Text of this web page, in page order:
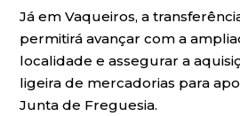
Já em Vaqueiros, a
permitirá avançar com a
localidade e assegurar a
ligeira de mercadorias para
Junta de Freguesia.